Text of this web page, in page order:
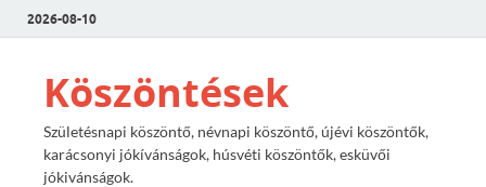
2026-08-10
Köszöntések
Születésnapi köszöntő, névnapi köszöntő, újévi köszöntők,
karácsonyi jókívánságok, húsvéti köszöntők, esküvői
jókivánságok.